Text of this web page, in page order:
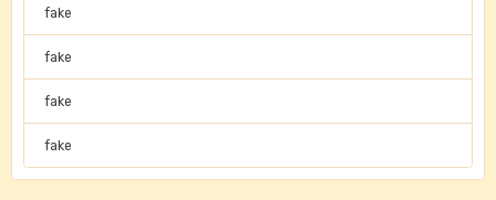
fake
fake
fake
fake